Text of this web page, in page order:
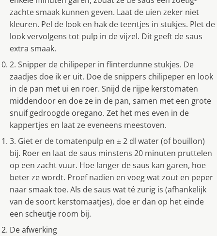
zachte smaak kunnen geven. Laat de uien zeker niet
kleuren. Pel de look en hak de teentjes in stukjes. Plet de
look vervolgens tot pulp in de vijzel. Dit geeft de saus
extra smaak.
2. Snipper de chilipeper in flinterdunne stukjes. De
zaadjes doe ik er uit. Doe de snippers chilipeper en look
in de pan met ui en roer. Snijd de rijpe kerstomaten
middendoor en doe ze in de pan, samen met een grote
snuif gedroogde oregano. Zet het mes even in de
kappertjes en laat ze eveneens meestoven.
3. Giet er de tomatenpulp en ± 2 dl water (of bouillon)
bij. Roer en laat de saus minstens 20 minuten pruttelen
op een zacht vuur. Hoe langer de saus kan garen, hoe
beter ze wordt. Proef nadien en voeg wat zout en peper
naar smaak toe. Als de saus wat té zurig is (afhankelijk
van de soort kerstomaatjes), doe er dan op het einde
een scheutje room bij.
De afwerking